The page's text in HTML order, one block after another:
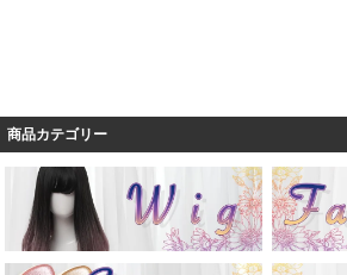
商品カテゴリー